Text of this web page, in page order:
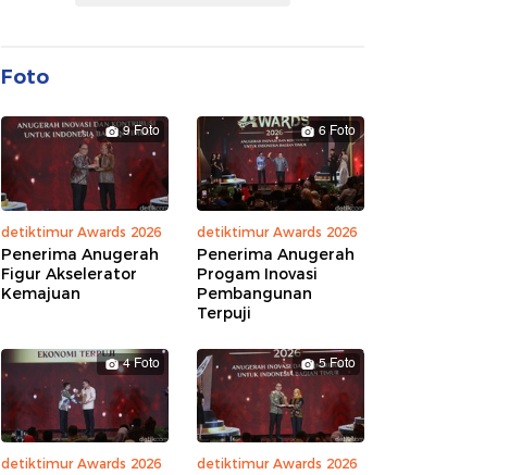
Foto
9 Foto
detiktimur Awards 2026
Penerima Anugerah
Figur Akselerator
Kemajuan
6 Foto
detiktimur Awards 2026
Penerima Anugerah
Progam Inovasi
Pembangunan
Terpuji
4 Foto
detiktimur Awards 2026
5 Foto
detiktimur Awards 2026